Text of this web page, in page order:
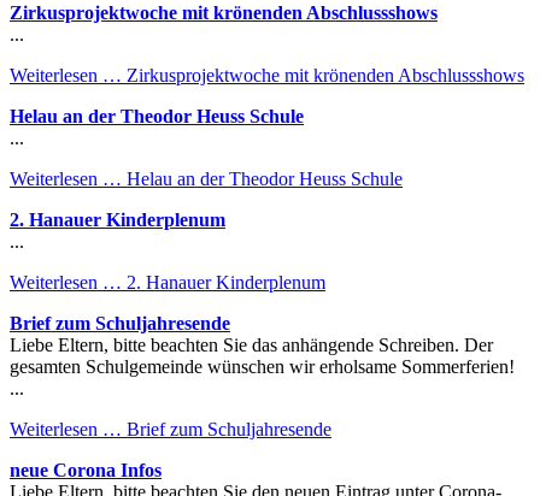
Zirkusprojektwoche mit krönenden Abschlussshows
...
Weiterlesen … Zirkusprojektwoche mit krönenden Abschlussshows
Helau an der Theodor Heuss Schule
...
Weiterlesen … Helau an der Theodor Heuss Schule
2. Hanauer Kinderplenum
...
Weiterlesen … 2. Hanauer Kinderplenum
Brief zum Schuljahresende
Liebe Eltern, bitte beachten Sie das anhängende Schreiben. Der
gesamten Schulgemeinde wünschen wir erholsame Sommerferien!
...
Weiterlesen … Brief zum Schuljahresende
neue Corona Infos
Liebe Eltern, bitte beachten Sie den neuen Eintrag unter Corona-